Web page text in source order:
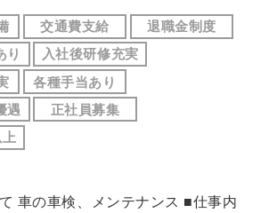
交通費支給
退職金制度
り
入社後研修充実
各種手当あり
遇
正社員募集
車の車検、メンテナンス ■仕事内